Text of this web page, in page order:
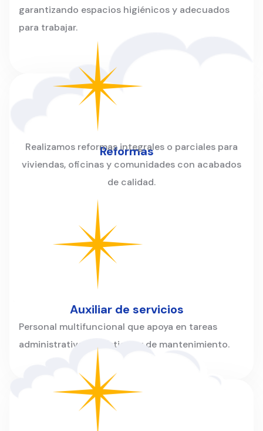
garantizando espacios higiénicos y adecuados
para trabajar.
Reformas
Realizamos reformas integrales o parciales para
viviendas, oficinas y comunidades con acabados
de calidad.
Auxiliar de servicios
Personal multifuncional que apoya en tareas
administrativas, logísticas y de mantenimiento.